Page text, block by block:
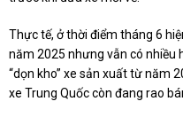
Thực tế, ở thời điểm tháng 6
năm 2025 nhưng vẫn có nhiều
“dọn kho” xe sản xuất từ năm
xe Trung Quốc còn đang rao